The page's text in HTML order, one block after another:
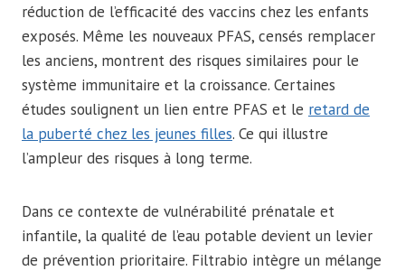
réduction de l’efficacité des vaccins chez les enfants
exposés. Même les nouveaux PFAS, censés remplacer
les anciens, montrent des risques similaires pour le
système immunitaire et la croissance. Certaines
études soulignent un lien entre PFAS et le retard de
la puberté chez les jeunes filles. Ce qui illustre
l’ampleur des risques à long terme.
Dans ce contexte de vulnérabilité prénatale et
infantile, la qualité de l’eau potable devient un levier
de prévention prioritaire. Filtrabio intègre un mélange